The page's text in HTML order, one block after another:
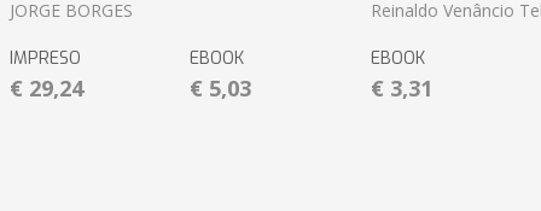
JORGE BORGES
IMPRESO
€ 29,24
EBOOK
€ 5,03
Reinaldo Venâncio
EBOOK
€ 3,31